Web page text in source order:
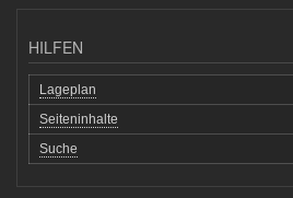
HILFEN
Lageplan
Seiteninhalte
Suche